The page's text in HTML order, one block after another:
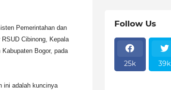
Pemerintahan dan
Cibinong, Kepala
Bogor, pada
ini adalah kuncinya
Follow Us
25k 39k